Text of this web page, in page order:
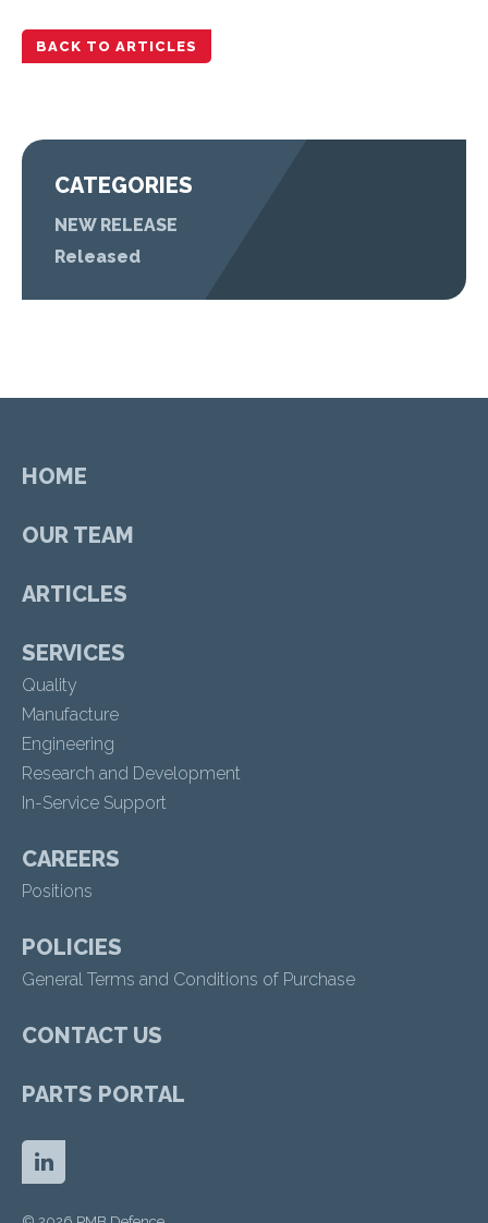
BACK TO ARTICLES
CATEGORIES
NEW RELEASE
Released
HOME
OUR TEAM
ARTICLES
SERVICES
Quality
Manufacture
Engineering
Research and Development
In-Service Support
CAREERS
Positions
POLICIES
General Terms and Conditions of Purchase
CONTACT US
PARTS PORTAL